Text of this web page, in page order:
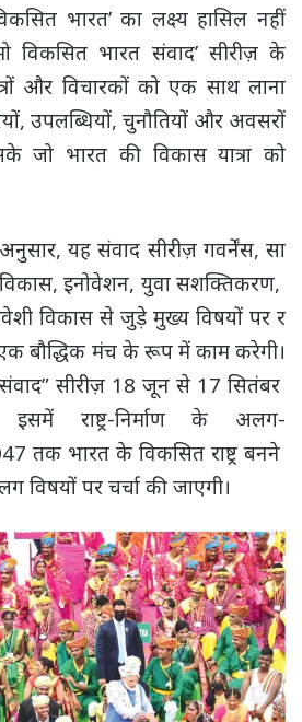
भारत’ का लक्ष्य हासिल नहीं
विकसित भारत संवाद’ सीरीज़ के
और विचारकों को एक साथ लाना
उपलब्धियों, चुनौतियों और अवसरों
जो भारत की विकास यात्रा को
यह संवाद सीरीज़ गवर्नेंस, सा
इनोवेशन, युवा सशक्तिकरण,
विकास से जुड़े मुख्य विषयों पर र
बौद्धिक मंच के रूप में काम करेगी।
सीरीज़ 18 जून से 17 सितंबर
राष्ट्र-निर्माण के अलग-
भारत के विकसित राष्ट्र बनने
पर चर्चा की जाएगी।